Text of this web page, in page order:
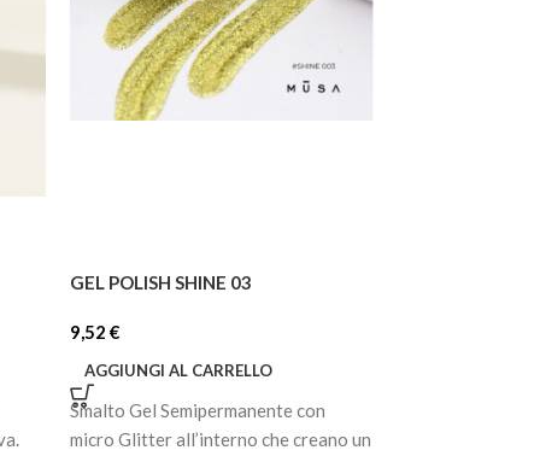
GEL POLISH SHINE 03
9,52€
AGGIUNGI AL CARRELLO
Smalto Gel Semipermanente con
micro Glitter all’interno che creano un